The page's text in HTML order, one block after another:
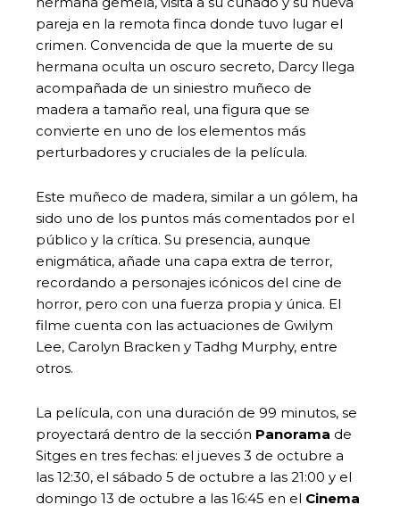
pareja en la remota finca donde tuvo lugar el
crimen. Convencida de que la muerte de su
hermana oculta un oscuro secreto, Darcy llega
acompañada de un siniestro muñeco de
madera a tamaño real, una figura que se
convierte en uno de los elementos más
perturbadores y cruciales de la película.
Este muñeco de madera, similar a un gólem, ha
sido uno de los puntos más comentados por el
público y la crítica. Su presencia, aunque
enigmática, añade una capa extra de terror,
recordando a personajes icónicos del cine de
horror, pero con una fuerza propia y única. El
filme cuenta con las actuaciones de Gwilym
Lee, Carolyn Bracken y Tadhg Murphy, entre
otros.
La película, con una duración de 99 minutos, se
proyectará dentro de la sección Panorama de
Sitges en tres fechas: el jueves 3 de octubre a
las 12:30, el sábado 5 de octubre a las 21:00 y el
domingo 13 de octubre a las 16:45 en el Cinema